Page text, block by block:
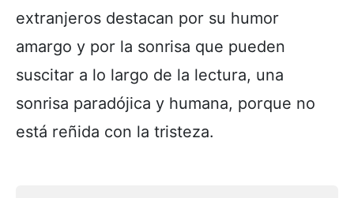
extranjeros destacan por su humor
amargo y por la sonrisa que pueden
suscitar a lo largo de la lectura, una
sonrisa paradójica y humana, porque no
está reñida con la tristeza.